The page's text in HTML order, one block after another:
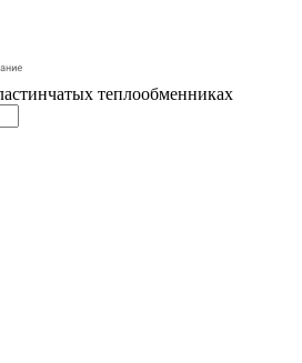
теплообменниках